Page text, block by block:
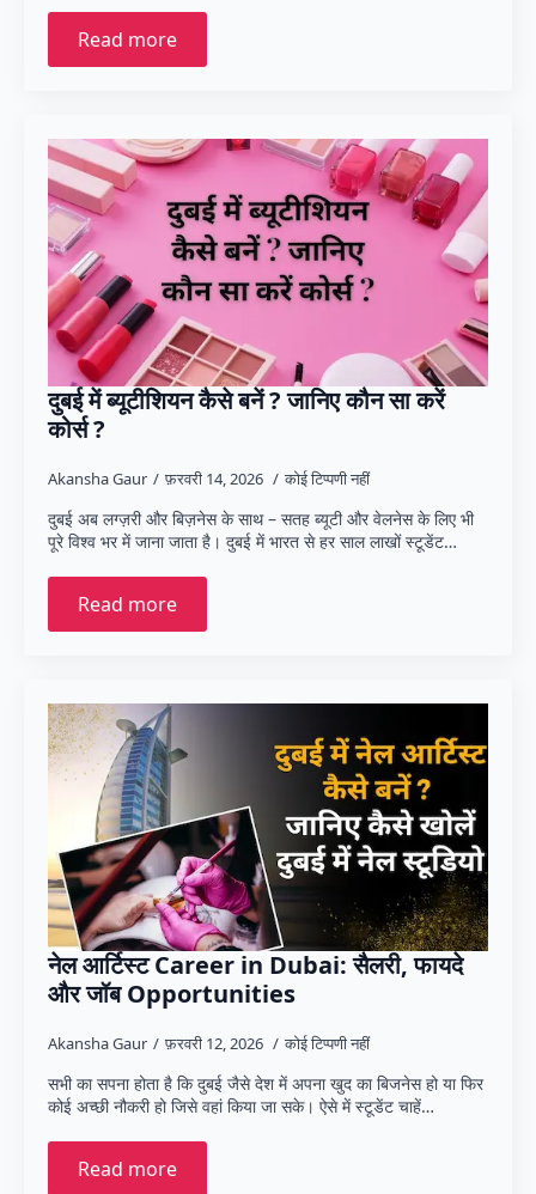
Read more
दुबई में ब्यूटीशियन कैसे बनें ? जानिए कौन सा करें
कोर्स ?
Akansha Gaur फ़रवरी 14, 2026 कोई टिप्पणी नहीं
दुबई अब लग्ज़री और बिज़नेस के साथ – सतह ब्यूटी और वेलनेस के लिए भी
पूरे विश्व भर में जाना जाता है। दुबई में भारत से हर साल लाखों स्टूडेंट…
Read more
नेल आर्टिस्ट Career in Dubai: सैलरी, फायदे
और जॉब Opportunities
Akansha Gaur फ़रवरी 12, 2026 कोई टिप्पणी नहीं
सभी का सपना होता है कि दुबई जैसे देश में अपना खुद का बिजनेस हो या फिर
कोई अच्छी नौकरी हो जिसे वहां किया जा सके। ऐसे में स्टूडेंट चाहें…
Read more